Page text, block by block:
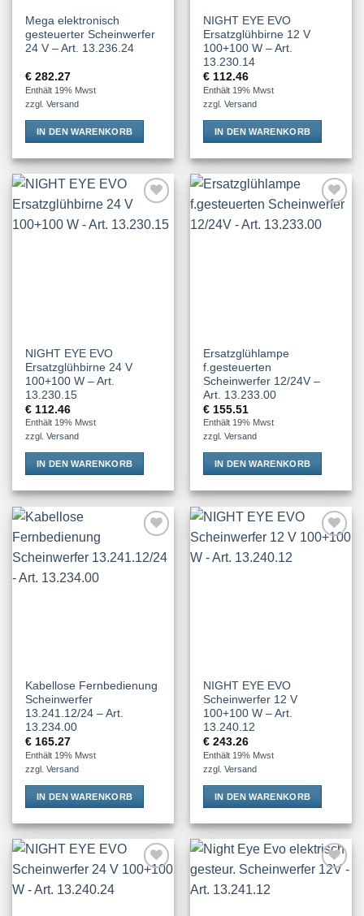
Mega elektronisch
gesteuerter Scheinwerfer
24 V – Art. 13.236.24
€ 282.27
Enthält 19% Mwst
zzgl.Versand
IN DEN WARENKORB
NIGHT EYE EVO
Ersatzglühbirne 12 V
100+100 W – Art.
13.230.14
€ 112.46
Enthält 19% Mwst
zzgl.Versand
IN DEN WARENKORB
Wishlist
NIGHT EYE EVO
Ersatzglühbirne 24 V
100+100 W – Art.
13.230.15
€ 112.46
Enthält 19% Mwst
zzgl.Versand
IN DEN WARENKORB
Wishlist
Ersatzglühlampe
f.gesteuerten
Scheinwerfer 12/24V –
Art. 13.233.00
€ 155.51
Enthält 19% Mwst
zzgl.Versand
IN DEN WARENKORB
Wishlist
Kabellose Fernbedienung
Scheinwerfer
13.241.12/24 – Art.
13.234.00
€ 165.27
Enthält 19% Mwst
zzgl.Versand
IN DEN WARENKORB
NIGHT EYE EVO
Scheinwerfer 12 V
100+100 W – Art.
13.240.12
€ 243.26
Enthält 19% Mwst
zzgl.Versand
IN DEN WARENKORB